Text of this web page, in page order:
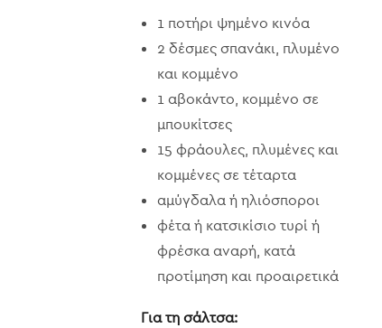
1 ποτήρι ψημένο κινόα
2 δέσμες σπανάκι, πλυμένο
και κομμένο
1 αβοκάντο, κομμένο σε
μπουκίτσες
15 φράουλες, πλυμένες και
κομμένες σε τέταρτα
αμύγδαλα ή ηλιόσποροι
φέτα ή κατσικίσιο τυρί ή
φρέσκα αναρή, κατά
προτίμηση και προαιρετικά
Για τη σάλτσα: